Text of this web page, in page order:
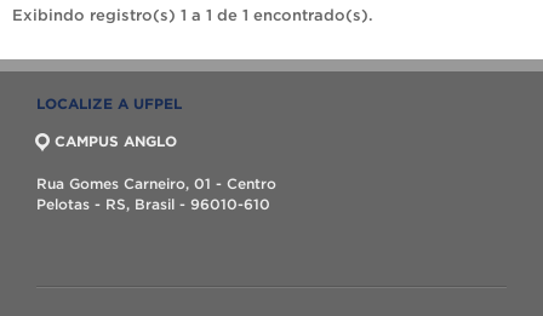
Exibindo registro(s) 1 a 1 de 1 encontrado(s).
LOCALIZE A UFPEL
CAMPUS ANGLO
Rua Gomes Carneiro, 01 - Centro
Pelotas - RS, Brasil - 96010-610